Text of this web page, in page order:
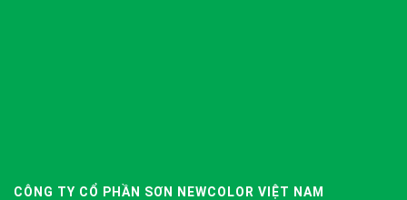
CÔNG TY CỔ PHẦN SƠN NEWCOLOR VIỆT NAM